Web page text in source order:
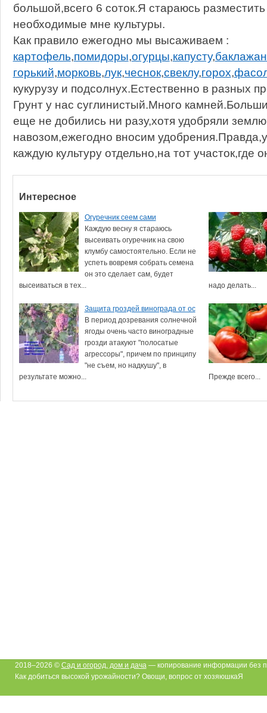
большой,всего 6 соток.Я стараюсь
необходимые мне культуры.
Как правило ежегодно мы высаживаем :
картофель,помидоры,огурцы,капусту,
горький,морковь,лук,чеснок,свеклу,горох,
кукурузу и подсолнух.Естественно в разных
Грунт у нас суглинистый.Много
еще не добились ни разу,хотя удобряли
навозом,ежегодно вносим
каждую культуру отдельно,на тот участок,где
Интересное
Огуречник сеем сами
Каждую весну я стараюсь
высеивать огуречник на свою
клумбу самостоятельно. Если не
успеть вовремя собрать семена
он это сделает сам, будет
высеиваться в тех...
надо делать...
Защита гроздей винограда от ос
В период дозревания солнечной
ягоды очень часто виноградные
грозди атакуют "полосатые
агрессоры", причем по принципу
"не съем, но надкушу", в
результате можно...
Прежде всего...
2018–2026 © Сад и огород, дом и дача— копирование информации без
Как добиться высокой урожайности? Овощи, вопрос от хозяюшкаЯ